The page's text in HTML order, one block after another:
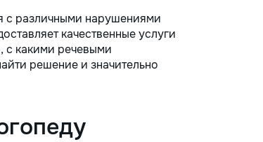
с различными нарушениями
качественные услуги
с какими речевыми
решение и значительно